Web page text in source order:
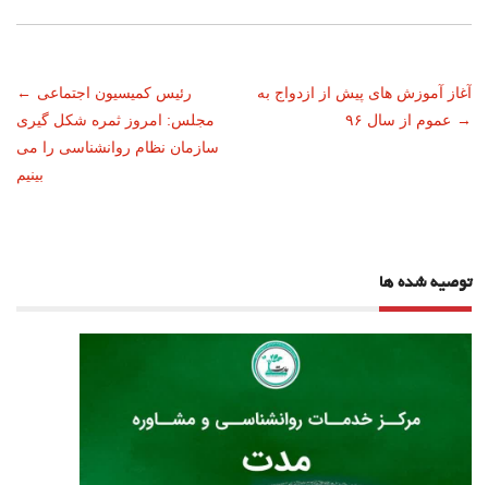
ناوبری
نوشته
← رئیس کمیسیون اجتماعی
مجلس: امروز ثمره شکل گیری
سازمان نظام روانشناسی را می
بینیم
آغاز آموزش های پیش از ازدواج به
عموم از سال ۹۶ →
توصیه شده ها